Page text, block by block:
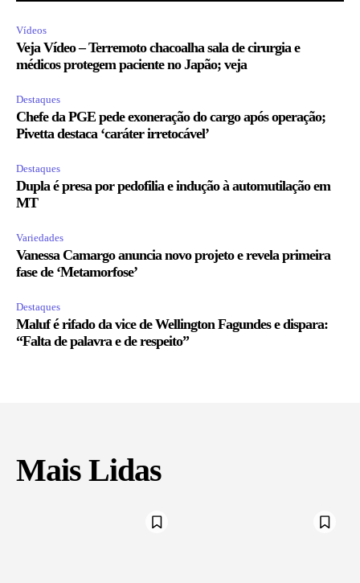
Vídeos
Veja Vídeo – Terremoto chacoalha sala de cirurgia e
médicos protegem paciente no Japão; veja
Destaques
Chefe da PGE pede exoneração do cargo após operação;
Pivetta destaca ‘caráter irretocável’
Destaques
Dupla é presa por pedofilia e indução à automutilação em
MT
Variedades
Vanessa Camargo anuncia novo projeto e revela primeira
fase de ‘Metamorfose’
Destaques
Maluf é rifado da vice de Wellington Fagundes e dispara:
“Falta de palavra e de respeito”
Mais Lidas